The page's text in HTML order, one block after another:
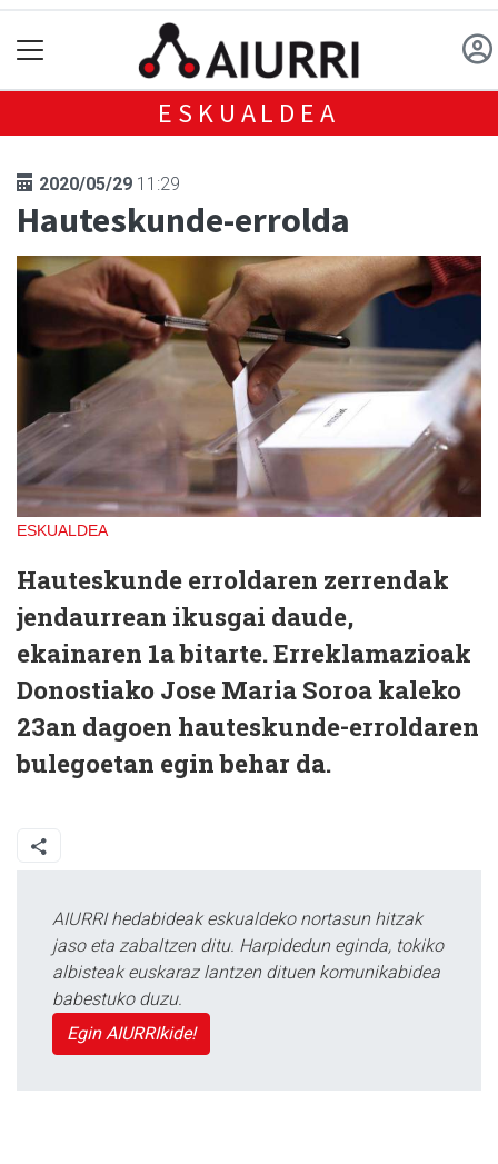
ESKUALDEA
2020/05/29 11:29
Hauteskunde-errolda
ESKUALDEA
Hauteskunde erroldaren zerrendak
jendaurrean ikusgai daude,
ekainaren 1a bitarte. Erreklamazioak
Donostiako Jose Maria Soroa kaleko
23an dagoen hauteskunde-erroldaren
bulegoetan egin behar da.
AIURRI hedabideak eskualdeko nortasun hitzak
jaso eta zabaltzen ditu. Harpidedun eginda, tokiko
albisteak euskaraz lantzen dituen komunikabidea
babestuko duzu.
Egin AIURRIkide!